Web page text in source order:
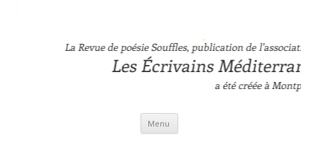
Menu Aller au contenu principal